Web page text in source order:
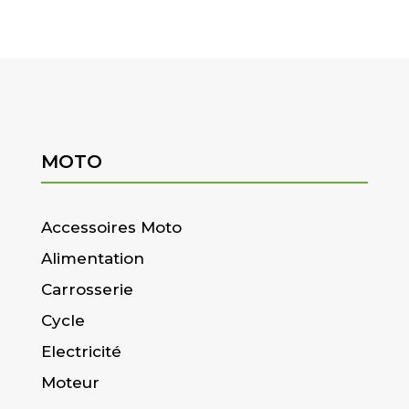
MOTO
Accessoires Moto
Alimentation
Carrosserie
Cycle
Electricité
Moteur